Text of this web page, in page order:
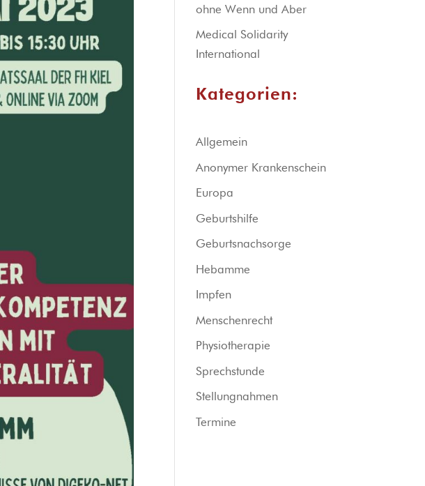
ohne Wenn und Aber
Medical Solidarity
International
Kategorien:
Allgemein
Anonymer Krankenschein
Europa
Geburtshilfe
Geburtsnachsorge
Hebamme
Impfen
Menschenrecht
Physiotherapie
Sprechstunde
Stellungnahmen
Termine